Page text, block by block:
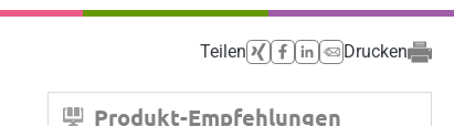
Teilen Drucken
Produkt-Empfehlungen